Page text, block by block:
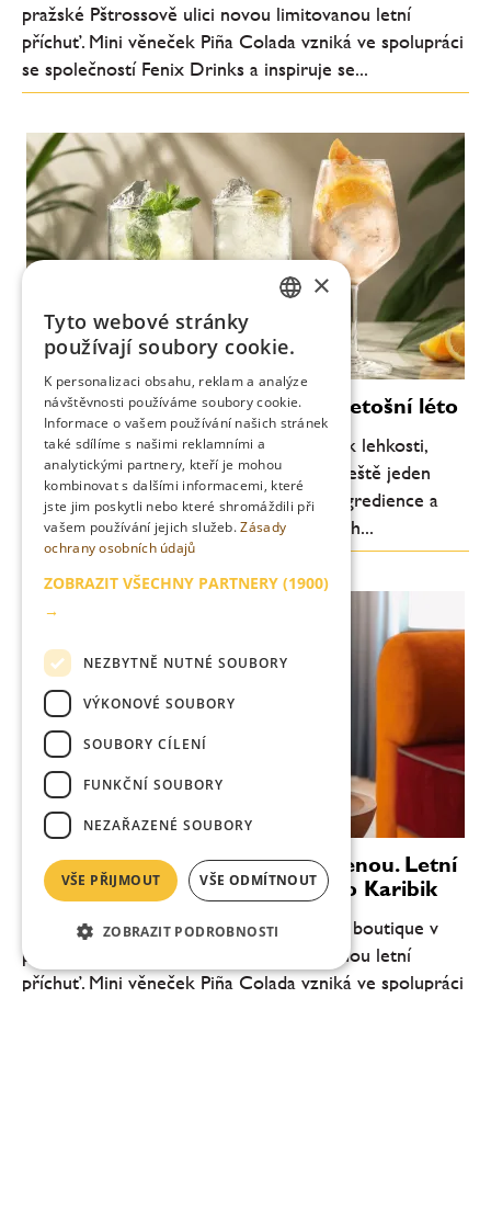
pražské Pštrossově ulici novou limitovanou letní
příchuť. Mini věneček Piña Colada vzniká ve spolupráci
se společností Fenix Drinks a inspiruje se...
Moderní koktejly, které definují letošní léto
Letní barová scéna se každoročně vrací k lehkosti,
svěžesti a pitelnosti. Letos je ale patrný ještě jeden
posun: důraz na jednoduchost, kvalitní ingredience a
chuťovou čitelnost. Méně komplikovaných...
Věnečky Janeček zvou na dovolenou. Letní
novinka Piña Colada chutná jako Karibik
Cukrář Roman Janeček přináší do svého boutique v
pražské Pštrossově ulici novou limitovanou letní
příchuť. Mini věneček Piña Colada vzniká ve spolupráci
ENGLISH
×
Tyto webové stránky
používají soubory cookie.
K personalizaci obsahu, reklam a analýze
návštěvnosti používáme soubory cookie.
Informace o vašem používání našich stránek
také sdílíme s našimi reklamními a
analytickými partnery, kteří je mohou
kombinovat s dalšími informacemi, které
jste jim poskytli nebo které shromáždili při
vašem používání jejich služeb.Zásady
ochrany osobních údajů
ZOBRAZIT VŠECHNY PARTNERY (1900)
→
NEZBYTNĚ NUTNÉ SOUBORY
VÝKONOVÉ SOUBORY
SOUBORY CÍLENÍ
FUNKČNÍ SOUBORY
NEZAŘAZENÉ SOUBORY
VŠE PŘIJMOUT VŠE ODMÍTNOUT
ZOBRAZIT PODROBNOSTI